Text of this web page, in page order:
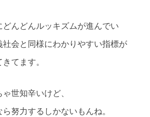
どんどんルッキズムが進んでい
社会と同様にわかりやすい指標が
てます。
世知辛いけど、
努力するしかないもんね。